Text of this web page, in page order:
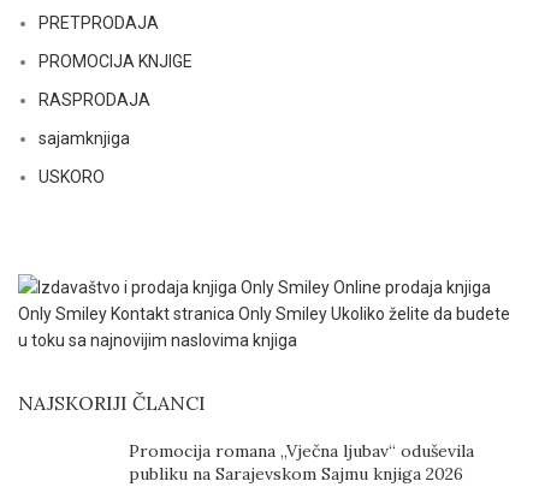
PRETPRODAJA
PROMOCIJA KNJIGE
RASPRODAJA
sajamknjiga
USKORO
NAJSKORIJI ČLANCI
Promocija romana „Vječna ljubav“ oduševila
publiku na Sarajevskom Sajmu knjiga 2026